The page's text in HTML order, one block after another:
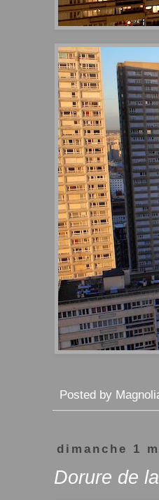
Posted by
dimanche 1
Dorure de